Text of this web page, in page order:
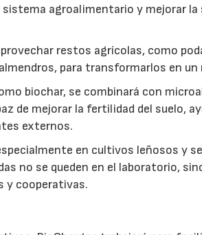
sistema agroalimentario y mejorar
restos agrícolas, como
para transformarlos en un
biochar, se combinará con
de mejorar la fertilidad del suelo,
externos.
en cultivos leñosos y
no se queden en el laboratorio,
y cooperativas.